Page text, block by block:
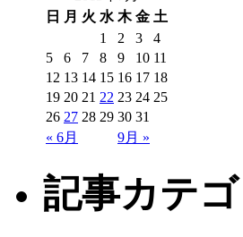
日
月 火 水 木 金 土
« 6月 9月 »
1 2 3
4
5
6 7 8 9 10 11
12 13 14 15 16 17 18
19 20 21 22 23 24 25
26 27 28 29 30 31
記事カテ